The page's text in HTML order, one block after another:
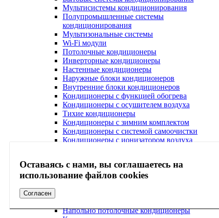
Оставаясь с нами, вы соглашаетесь на
использование файлов cookies
Согласен
Мультисистемы кондиционирования
Полупромышленные системы
кондиционирования
Мультизональные системы
Wi-Fi модули
Потолочные кондиционеры
Инверторные кондиционеры
Настенные кондиционеры
Наружные блоки кондиционеров
Внутренние блоки кондиционеров
Кондиционеры с функцией обогрева
Кондиционеры с осушителем воздуха
Тихие кондиционеры
Кондиционеры с зимним комплектом
Кондиционеры с системой самоочистки
Кондиционеры с ионизатором воздуха
Кондиционеры с ультрафиолетовой лампой
Кондиционеры с антибактериальным
Напольно потолочные кондиционеры